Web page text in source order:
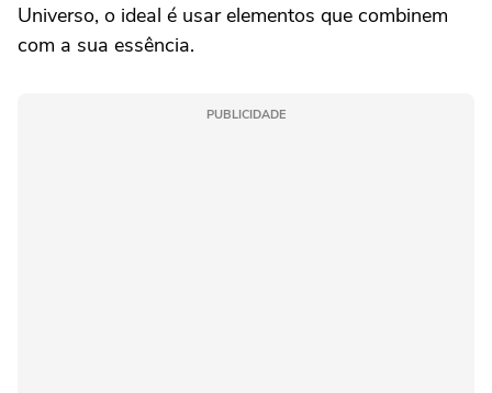
Universo, o ideal é usar elementos que combinem
com a sua essência.
PUBLICIDADE